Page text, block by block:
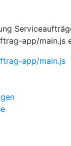
app/main.js
app/main.js